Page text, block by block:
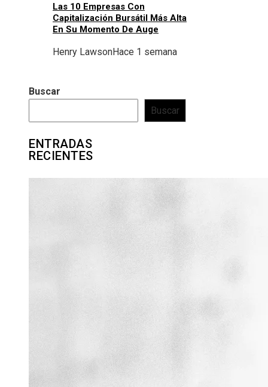
Las 10 Empresas Con
Capitalización Bursátil Más Alta
En Su Momento De Auge
Henry LawsonHace 1 semana
Buscar
Buscar
ENTRADAS
RECIENTES